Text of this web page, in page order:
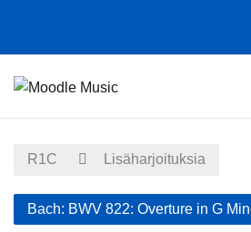
R1C Lisäharjoituksia
Bach: BWV 822: Overture in G